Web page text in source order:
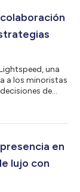
de
una
a los minoristas
de
de datos e
Al elaborar un
en
lujo con